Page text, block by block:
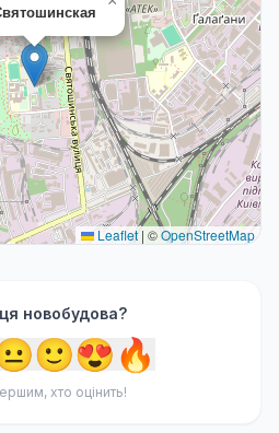
Leaflet | ©OpenStreetMap
новобудова?
🙂😍🔥
хто оцінить!